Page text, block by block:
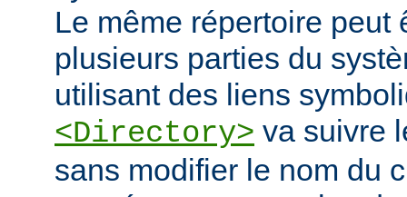
Le même répertoire peut
plusieurs parties du
utilisant des liens
<Directory> va suivre
sans modifier le nom du